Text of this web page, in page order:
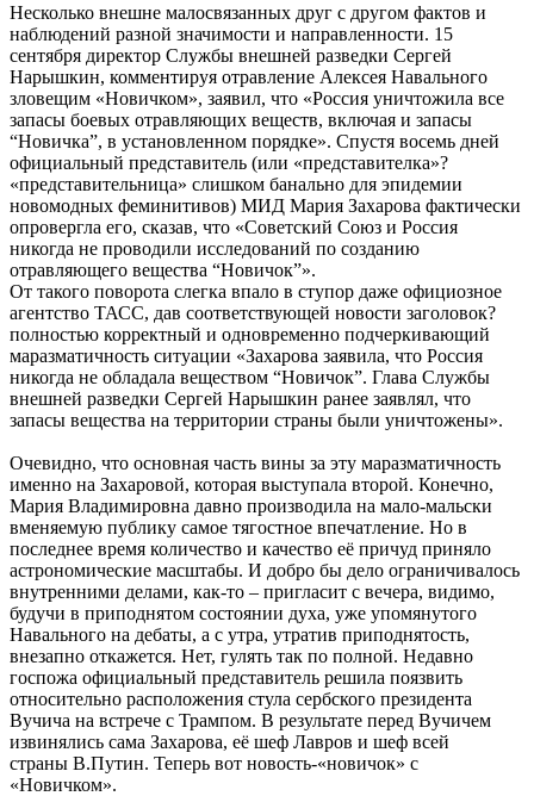
Несколько внешне малосвязанных друг с другом фактов и
наблюдений разной значимости и направленности. 15
сентября директор Службы внешней разведки Сергей
Нарышкин, комментируя отравление Алексея Навального
зловещим «Новичком», заявил, что «Россия уничтожила все
запасы боевых отравляющих веществ, включая и запасы
“Новичка”, в установленном порядке». Спустя восемь дней
официальный представитель (или «представителка»?
«представительница» слишком банально для эпидемии
новомодных феминитивов) МИД Мария Захарова фактически
опровергла его, сказав, что «Советский Союз и Россия
никогда не проводили исследований по созданию
отравляющего вещества “Новичок”».
От такого поворота слегка впало в ступор даже официозное
агентство ТАСС, дав соответствующей новости заголовок?
полностью корректный и одновременно подчеркивающий
маразматичность ситуации «Захарова заявила, что Россия
никогда не обладала веществом “Новичок”. Глава Службы
внешней разведки Сергей Нарышкин ранее заявлял, что
запасы вещества на территории страны были уничтожены».
Очевидно, что основная часть вины за эту маразматичность
именно на Захаровой, которая выступала второй. Конечно,
Мария Владимировна давно производила на мало-мальски
вменяемую публику самое тягостное впечатление. Но в
последнее время количество и качество её причуд приняло
астрономические масштабы. И добро бы дело ограничивалось
внутренними делами, как-то – пригласит с вечера, видимо,
будучи в приподнятом состоянии духа, уже упомянутого
Навального на дебаты, а с утра, утратив приподнятость,
внезапно откажется. Нет, гулять так по полной. Недавно
госпожа официальный представитель решила поязвить
относительно расположения стула сербского президента
Вучича на встрече с Трампом. В результате перед Вучичем
извинялись сама Захарова, её шеф Лавров и шеф всей
страны В.Путин. Теперь вот новость-«новичок» с
«Новичком».